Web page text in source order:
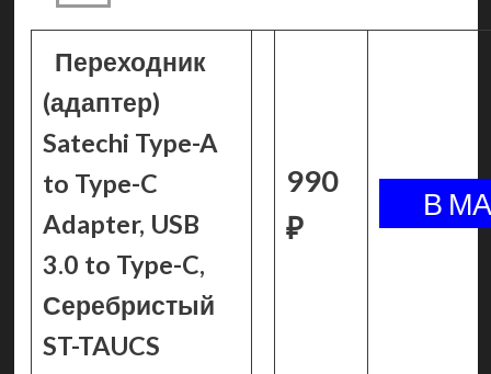
Переходник
(адаптер)
Satechi Type-A
to Type-C
Adapter, USB
3.0 to Type-C,
Серебристый
ST-TAUCS
990
₽